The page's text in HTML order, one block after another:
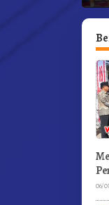
06/